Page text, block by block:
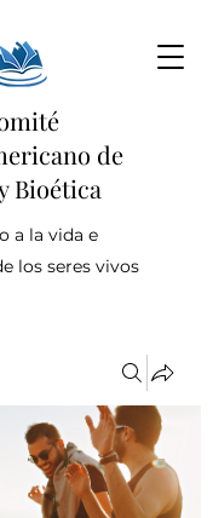
de
Bioética
a la vida e
los seres vivos